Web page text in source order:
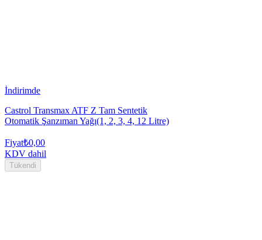
İndirimde
Castrol Transmax ATF Z Tam Sentetik
Otomatik Şanzıman Yağı(1, 2, 3, 4, 12 Litre)
Fiyat₺0,00
KDV dahil
Tükendi